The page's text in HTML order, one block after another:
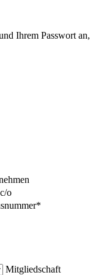
Ihrem Passwort an,
o
Mitgliedschaft